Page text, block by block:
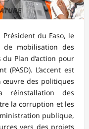
du Faso, le
mobilisation des
Plan d’action pour
L’accent est
œuvre des politiques
réinstallation des
la corruption et les
publique,
vers des projets